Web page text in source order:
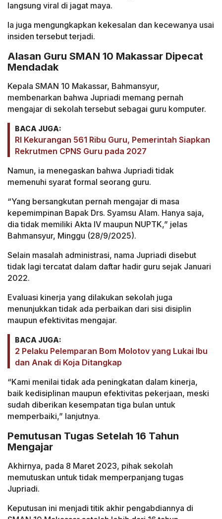
langsung viral di jagat maya.
Ia juga mengungkapkan kekesalan dan kecewanya usai
insiden tersebut terjadi.
Alasan Guru SMAN 10 Makassar Dipecat
Mendadak
Kepala SMAN 10 Makassar, Bahmansyur,
membenarkan bahwa Jupriadi memang pernah
mengajar di sekolah tersebut sebagai guru komputer.
BACA JUGA:
RI Kekurangan 561 Ribu Guru, Pemerintah Siapkan
Rekrutmen CPNS Guru pada 2027
Namun, ia menegaskan bahwa Jupriadi tidak
memenuhi syarat formal seorang guru.
“Yang bersangkutan pernah mengajar di masa
kepemimpinan Bapak Drs. Syamsu Alam. Hanya saja,
dia tidak memiliki Akta IV maupun NUPTK,” jelas
Bahmansyur, Minggu (28/9/2025).
Selain masalah administrasi, nama Jupriadi disebut
tidak lagi tercatat dalam daftar hadir guru sejak Januari
2022.
Evaluasi kinerja yang dilakukan sekolah juga
menunjukkan tidak ada perbaikan dari sisi disiplin
maupun efektivitas mengajar.
BACA JUGA:
2 Pelaku Pelemparan Bom Molotov yang Lukai Ibu
dan Anak di Koja Ditangkap
“Kami menilai tidak ada peningkatan dalam kinerja,
baik kedisiplinan maupun efektivitas pekerjaan, meski
sudah diberikan kesempatan tiga bulan untuk
memperbaiki,” lanjutnya.
Pemutusan Tugas Setelah 16 Tahun
Mengajar
Akhirnya, pada 8 Maret 2023, pihak sekolah
memutuskan untuk tidak memperpanjang tugas
Jupriadi.
Keputusan ini menjadi titik akhir pengabdiannya di